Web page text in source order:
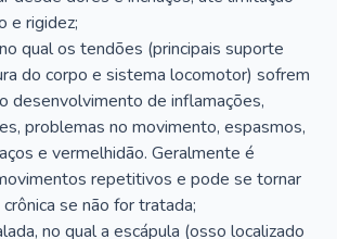
e rigidez;
qual os tendões (principais suporte
do corpo e sistema locomotor) sofrem
desenvolvimento de inflamações,
problemas no movimento, espasmos,
e vermelhidão. Geralmente é
repetitivos e pode se tornar
se não for tratada;
no qual a escápula (osso localizado